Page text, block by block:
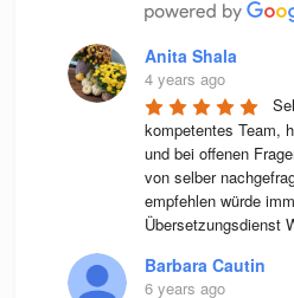
Anita Shala
4 years ago
kompetentes Team,
und bei offenen
von selber
empfehlen würde
Übersetzungsdienst
Barbara Cautin
6 years ago